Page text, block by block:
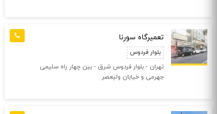
تعمیرگاه سورنا
بلوار فردوس
تهران - بلوار فردوس شرق - بین چهار راه سلیمی
جهرمی و خیابان ولیعصر